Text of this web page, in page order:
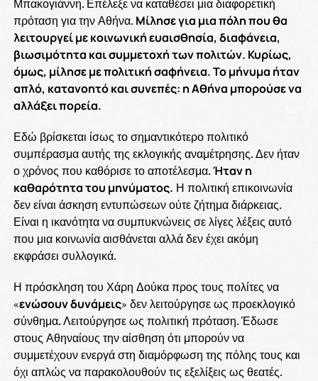
Μπακογιάννη. Επέλεξε να καταθέσει μια διαφορετική
πρόταση για την Αθήνα. Μίλησε για μια πόλη που θα
λειτουργεί με κοινωνική ευαισθησία, διαφάνεια,
βιωσιμότητα και συμμετοχή των πολιτών. Κυρίως,
όμως, μίλησε με πολιτική σαφήνεια. Το μήνυμα ήταν
απλό, κατανοητό και συνεπές: η Αθήνα μπορούσε να
αλλάξει πορεία.
Εδώ βρίσκεται ίσως το σημαντικότερο πολιτικό
συμπέρασμα αυτής της εκλογικής αναμέτρησης. Δεν ήταν
ο χρόνος που καθόρισε το αποτέλεσμα.Ήταν η
καθαρότητα του μηνύματος. Η πολιτική επικοινωνία
δεν είναι άσκηση εντυπώσεων ούτε ζήτημα διάρκειας.
Είναι η ικανότητα να συμπυκνώνεις σε λίγες λέξεις αυτό
που μια κοινωνία αισθάνεται αλλά δεν έχει ακόμη
εκφράσει συλλογικά.
Η πρόσκληση του Χάρη Δούκα προς τους πολίτες να
«ενώσουν δυνάμεις» δεν λειτούργησε ως προεκλογικό
σύνθημα. Λειτούργησε ως πολιτική πρόταση. Έδωσε
στους Αθηναίους την αίσθηση ότι μπορούν να
συμμετέχουν ενεργά στη διαμόρφωση της πόλης τους και
όχι απλώς να παρακολουθούν τις εξελίξεις ως θεατές.